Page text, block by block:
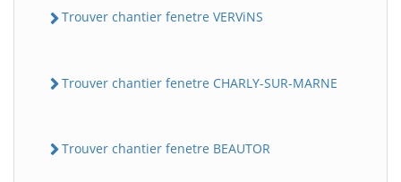
Trouver chantier fenetre VERViNS
Trouver chantier fenetre CHARLY-SUR-MARNE
Trouver chantier fenetre BEAUTOR